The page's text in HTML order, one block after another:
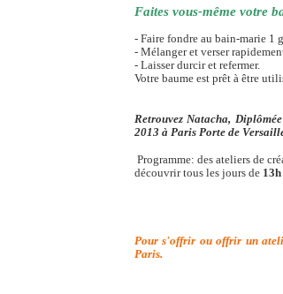
Faites vous-même votre
- Faire fondre au bain-marie 1
- Mélanger et verser
- Laisser durcir et refermer.
Votre baume est prêt à être
Retrouvez Natacha,
2013 à Paris Porte de
Programme: des ateliers de
découvrir tous les jours de
Pour s'offrir ou offrir un
Paris.